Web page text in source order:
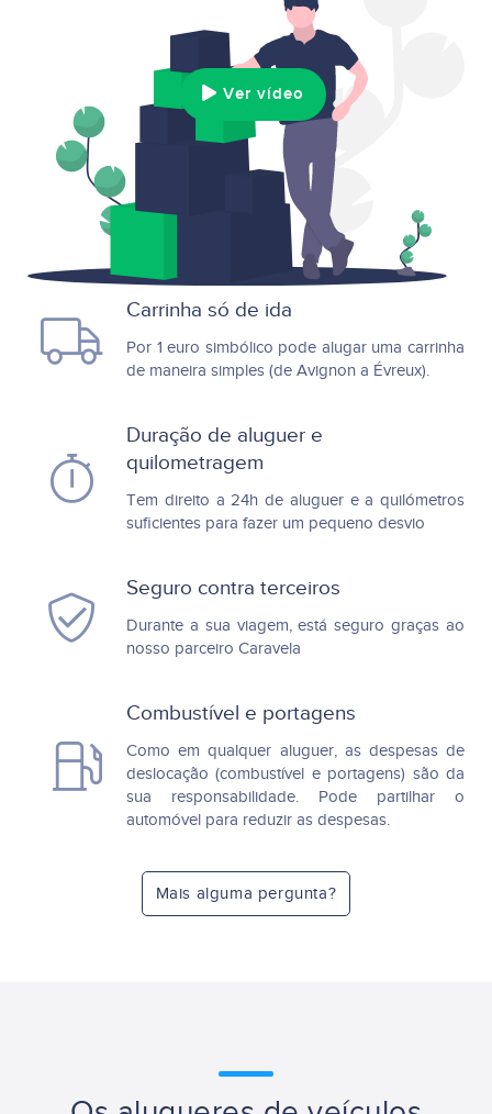
Ver vídeo
Carrinha só de ida
Por 1 euro simbólico pode alugar uma carrinha
de maneira simples (de Avignon a Évreux).
Duração de aluguer e
quilometragem
Tem direito a 24h de aluguer e a quilómetros
suficientes para fazer um pequeno desvio
Seguro contra terceiros
Durante a sua viagem, está seguro graças ao
nosso parceiro Caravela
Combustível e portagens
Como em qualquer aluguer, as despesas de
deslocação (combustível e portagens) são da
sua responsabilidade. Pode partilhar o
automóvel para reduzir as despesas.
Mais alguma pergunta?